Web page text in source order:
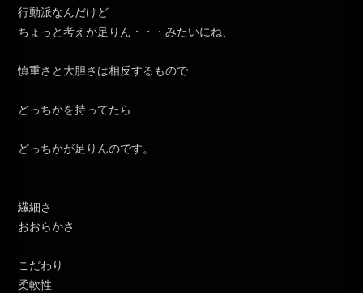
行動派なんだけど
ちょっと考えが足りん・・・みたいにね、
慎重さと大胆さは相反するもので
どっちかを持ってたら
どっちかが足りんのです。
繊細さ
おおらかさ
こだわり
柔軟性